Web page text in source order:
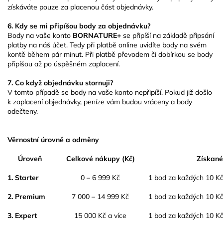
získáváte pouze za placenou část objednávky.
6. Kdy se mi připíšou body za objednávku?
Body na vaše konto BORNATURE+ se připíší na základě připsání
platby na náš účet. Tedy při platbě online uvidíte body na svém
kontě během pár minut. Při platbě převodem či dobírkou se body
připíšou až po úspěšném zaplacení.
7. Co když objednávku stornuji?
V tomto případě se body na vaše konto nepřipíší. Pokud již došlo
k zaplacení objednávky, peníze vám budou vráceny a body
odečteny.
Věrnostní úrovně a odměny
Úroveň Celkové nákupy (Kč)
1. Starter 0 – 6 999 Kč 1 bod za každých 10 Kč
2. Premium 7 000 – 14 999 Kč 1 bod za každých 10 Kč
3. Expert 15 000 Kč a více 1 bod za každých 10 Kč